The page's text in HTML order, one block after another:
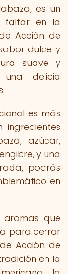
es un
faltar en la
Acción de
dulce y
suave y
delicia
es más
ingredientes
azúcar,
y una
podrás
en
aromas que
para cerrar
Acción de
en la